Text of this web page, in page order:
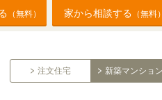
（無料） 家から相談する （無料）
注文住宅 新築マンション